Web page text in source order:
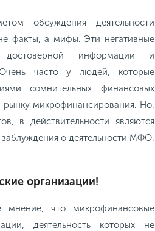
обсуждения деятельности
факты, а мифы. Эти негативные
достоверной информации и
часто у людей, которые
сомнительных финансовых
рынку микрофинансирования. Но,
в действительности являются
о деятельности МФО,
организации!
что микрофинансовые
деятельность которых не